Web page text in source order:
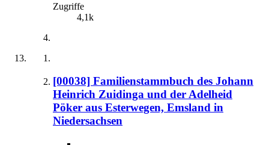
Zugriffe
4,1k
[00038] Familienstammbuch des Johann
Heinrich Zuidinga und der Adelheid
Pöker aus Esterwegen, Emsland in
Niedersachsen